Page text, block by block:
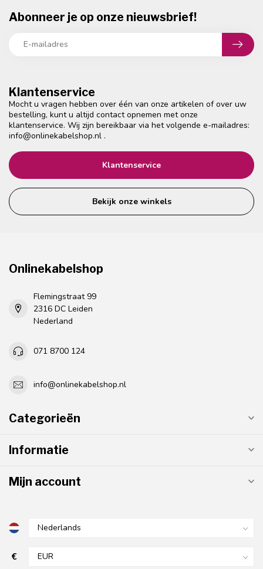
Klantenservice
Mocht u vragen hebben over één van onze artikelen of over uw
bestelling, kunt u altijd contact opnemen met onze
klantenservice. Wij zijn bereikbaar via het volgende e-mailadres:
info@onlinekabelshop.nl .
Klantenservice
Bekijk onze winkels
Abonneer je op onze nieuwsbrief!
Onlinekabelshop
Flemingstraat 99
2316 DC Leiden
Nederland
071 8700 124
info@onlinekabelshop.nl
Categorieën
Informatie
Mijn account
€